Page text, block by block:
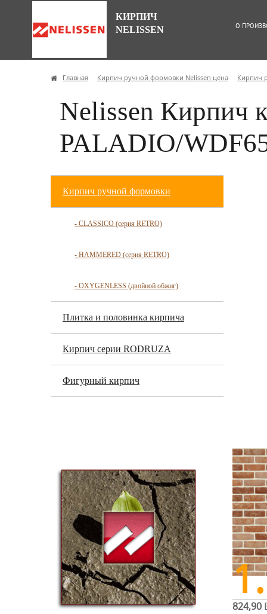
КИРПИЧ
NELISSEN
О
Главная Кирпич ручной формовки Nelissen цена Кирпич
Nelissen Кирпич
PALADIO/
Кирпич ручной формовки
- CLASSICO (серия RETRO)
- HAMMERED (серия RETRO)
- OXYGENLESS (двойной обжиг)
Плитка и половинка кирпича
Кирпич серии RODRUZA
Фигурный кирпич
824,90